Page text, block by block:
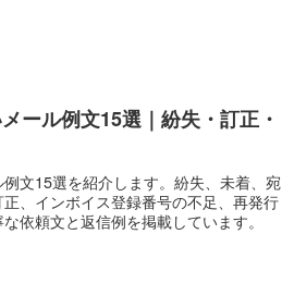
ール例文15選｜紛失・訂正・
文15選を紹介します。紛失、未着、宛
、インボイス登録番号の不足、再発行
依頼文と返信例を掲載しています。